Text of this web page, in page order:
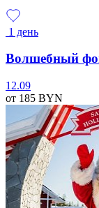
1 день
Волшебный
12.09
от 185 BYN